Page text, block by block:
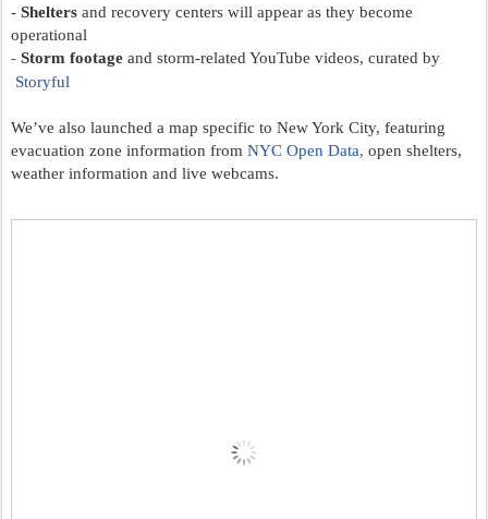
- Shelters and recovery centers will appear as they become
operational
- Storm footage and storm-related YouTube videos, curated by
Storyful
We’ve also launched a map specific to New York City, featuring
evacuation zone information from NYC Open Data, open shelters,
weather information and live webcams.